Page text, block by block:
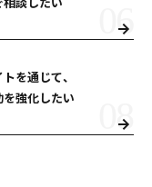
を通じて、
強化したい